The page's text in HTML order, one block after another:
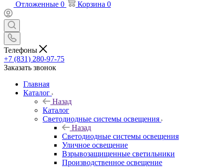
Отложенные 0 Корзина 0
Телефоны
+7 (831) 280-97-75
Заказать звонок
Главная
Каталог
Назад
Каталог
Светодиодные системы освещения
Назад
Светодиодные системы освещения
Уличное освещение
Взрывозащищенные светильники
Производственное освещение